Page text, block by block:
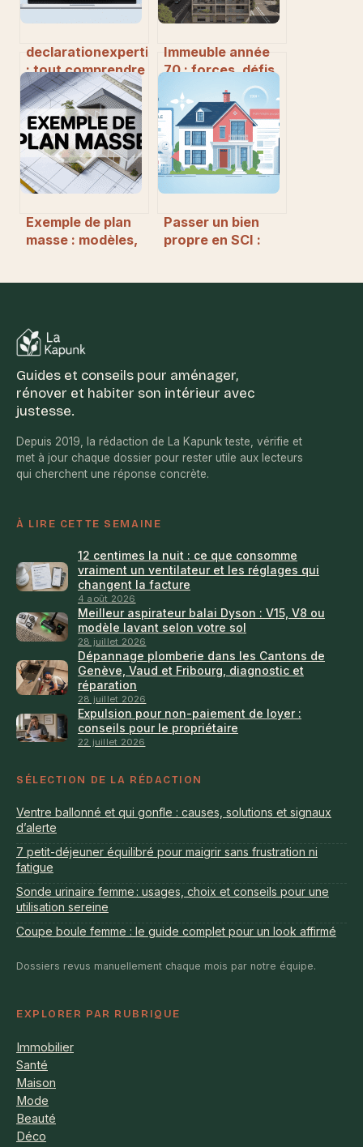
declarationexpertise.fr
: tout comprendre
sur la déclaration
d’expertise en
ligne
Immeuble année
70 : forces, défis
et secrets d’un
patrimoine
immobilier unique
Exemple de plan
masse : modèles,
Passer un bien
propre en SCI :
Guides et conseils pour aménager,
rénover et habiter son intérieur avec
justesse.
Depuis 2019, la rédaction de La Kapunk teste, vérifie et
met à jour chaque dossier pour rester utile aux lecteurs
qui cherchent une réponse concrète.
À LIRE CETTE SEMAINE
12 centimes la nuit : ce que consomme
vraiment un ventilateur et les réglages qui
changent la facture
4 août 2026
Meilleur aspirateur balai Dyson : V15, V8 ou
modèle lavant selon votre sol
28 juillet 2026
Dépannage plomberie dans les Cantons de
Genève, Vaud et Fribourg, diagnostic et
réparation
28 juillet 2026
Expulsion pour non-paiement de loyer :
conseils pour le propriétaire
22 juillet 2026
SÉLECTION DE LA RÉDACTION
Ventre ballonné et qui gonfle : causes, solutions et signaux
d’alerte
7 petit-déjeuner équilibré pour maigrir sans frustration ni
fatigue
Sonde urinaire femme : usages, choix et conseils pour une
utilisation sereine
Coupe boule femme : le guide complet pour un look affirmé
Dossiers revus manuellement chaque mois par notre équipe.
EXPLORER PAR RUBRIQUE
Immobilier
Santé
Maison
Mode
Beauté
Déco